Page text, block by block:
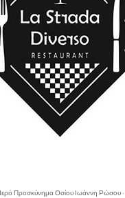
Προσκύνημα Οσίου Ιωάννη Ρώσου -